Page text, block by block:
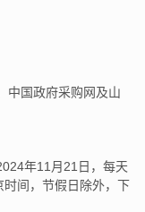
中国政府采购网及山
年11月21日，每天
时间，节假日除外，下